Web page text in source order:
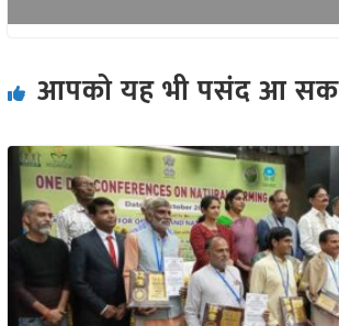
आपको यह भी पसंद आ